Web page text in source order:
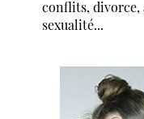
conflits, divorce,
sexualité...